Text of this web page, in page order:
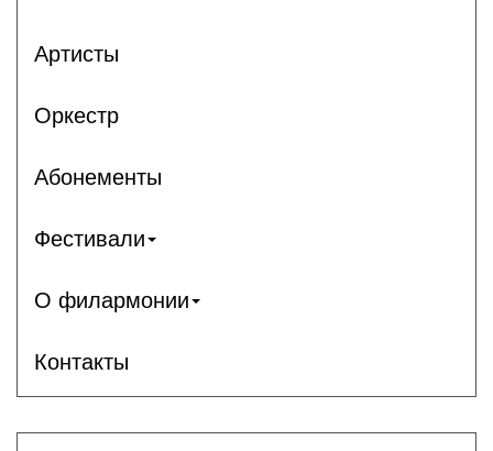
Артисты
Оркестр
Абонементы
Фестивали
О филармонии
Контакты